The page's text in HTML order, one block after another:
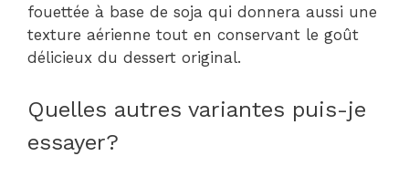
fouettée à base de soja qui donnera aussi une
texture aérienne tout en conservant le goût
délicieux du dessert original.
Quelles autres variantes puis-je
essayer?